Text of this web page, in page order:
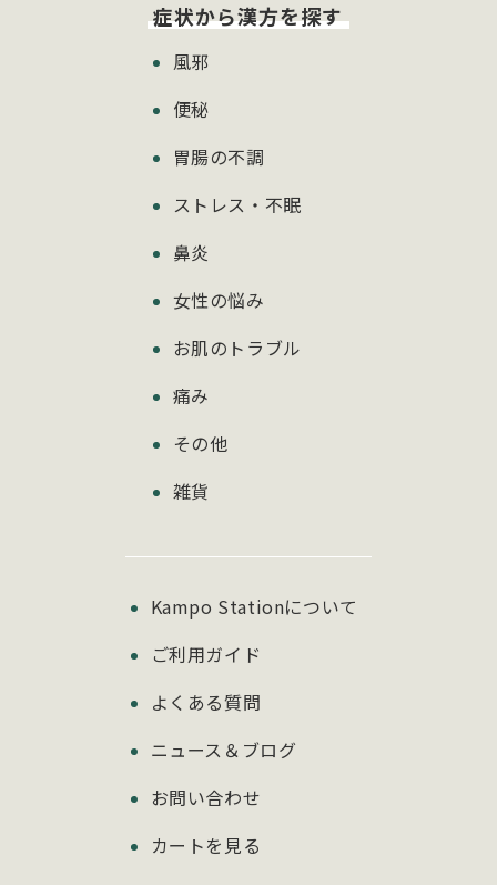
症状から漢方を探す
風邪
便秘
胃腸の不調
ストレス・不眠
鼻炎
女性の悩み
お肌のトラブル
痛み
その他
雑貨
Kampo Stationについて
ご利用ガイド
よくある質問
ニュース＆ブログ
お問い合わせ
カートを見る